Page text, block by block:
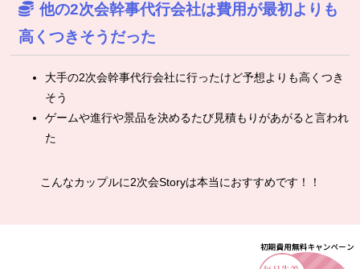
他の2次会幹事代行会社は費用が最初よりも
高くつきそうだった
大手の2次会幹事代行会社に行ったけど予想よりも高くつき
そう
ゲームや進行や景品を決めるたび見積もりがあがると言われ
た
こんなカップルに2次会Storyは本当におすすめです！！